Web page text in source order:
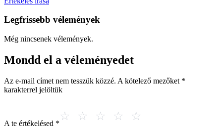
Legfrissebb vélemények
Még nincsenek vélemények.
Mondd el a véleményedet
Az e-mail címet nem tesszük közzé. A kötelező mezőket *
karakterrel jelöltük
A te értékelésed *